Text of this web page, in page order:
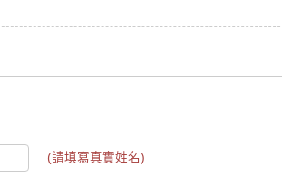
(請填寫真實姓名)